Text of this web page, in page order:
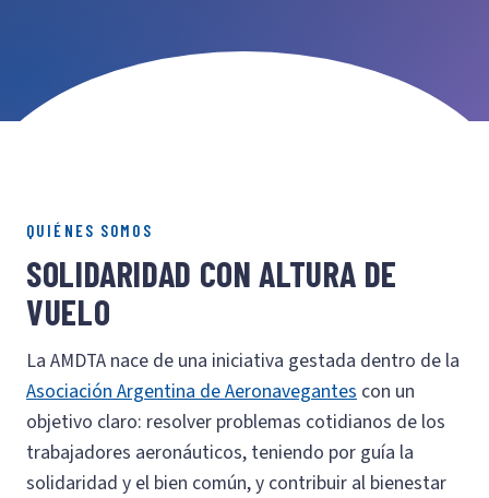
QUIÉNES SOMOS
SOLIDARIDAD CON ALTURA DE
VUELO
La AMDTA nace de una iniciativa gestada dentro de la
Asociación Argentina de Aeronavegantes con un
objetivo claro: resolver problemas cotidianos de los
trabajadores aeronáuticos, teniendo por guía la
solidaridad y el bien común, y contribuir al bienestar